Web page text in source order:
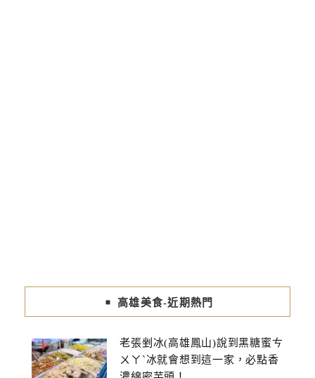
高雄美食-近期熱門
老張剉冰(高雄鳳山)說到黑糖蜜ㄘ
ㄨㄚˋ冰就會想到這一家，必點香